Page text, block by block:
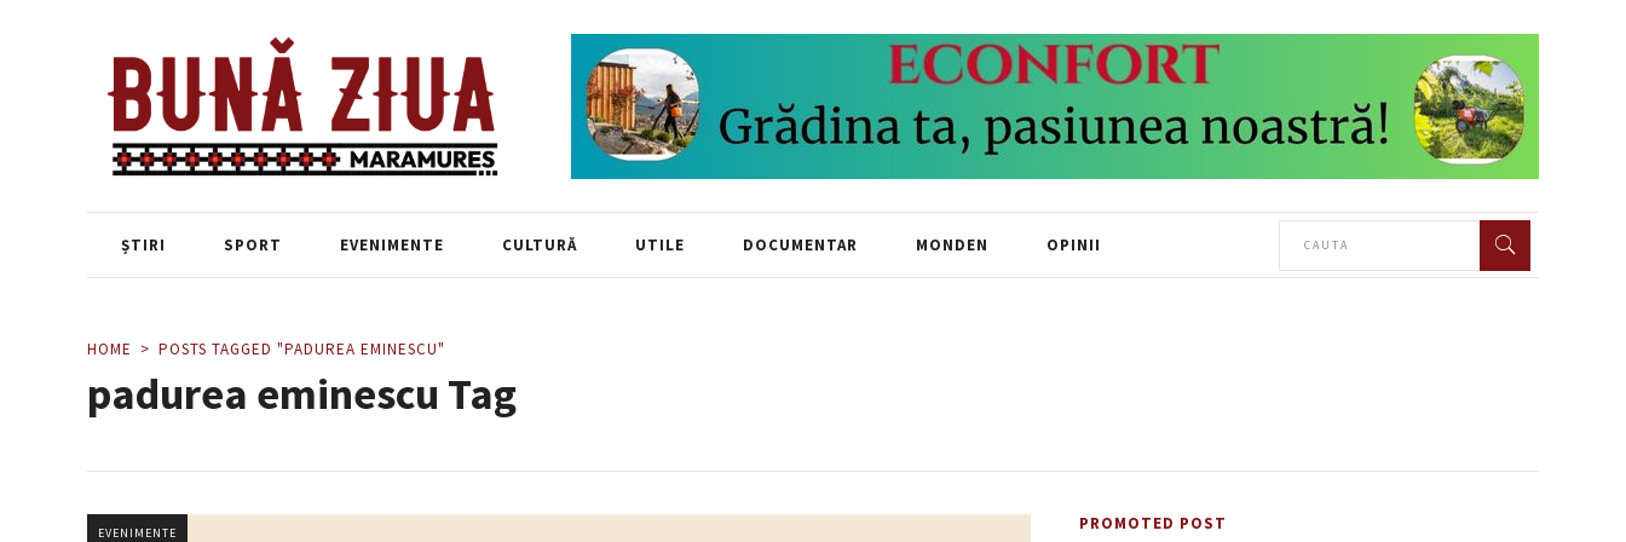
ȘTIRI SPORT EVENIMENTE CULTURĂ UTILE DOCUMENTAR MONDEN OPINII
HOME POSTS TAGGED "PADUREA EMINESCU"
padurea eminescu Tag
EVENIMENTE PROMOTED POST